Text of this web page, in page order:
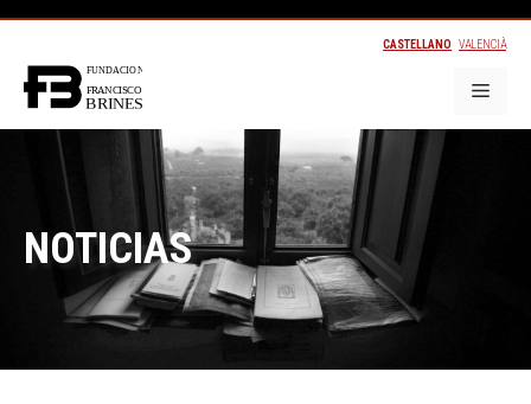
CASTELLANO VALENCIÀ
NOTICIAS